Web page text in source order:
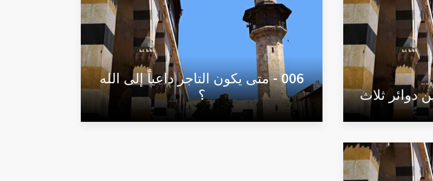
006 - متى يكون التاجر داعياً إلى الله
؟